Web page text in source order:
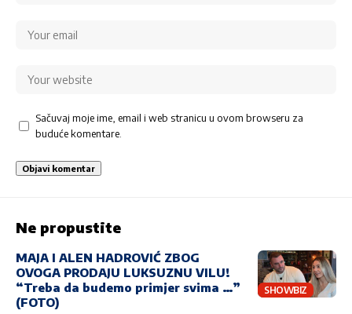
Sačuvaj moje ime, email i web stranicu u ovom browseru za
buduće komentare.
Ne propustite
SHOWBIZ
MAJA I ALEN HADROVIĆ ZBOG
OVOGA PRODAJU LUKSUZNU VILU!
“Treba da budemo primjer svima …”
(FOTO)